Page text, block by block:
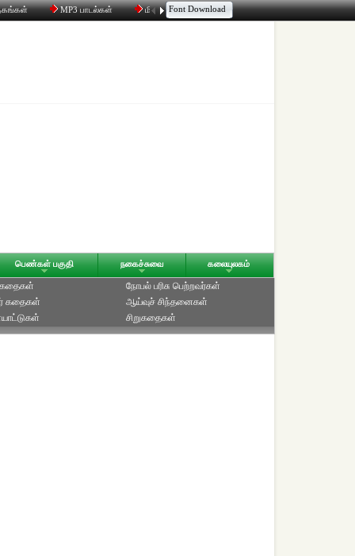
MP3 பாடல்கள் மின்னஞ்சல் திரட்டி உரையாடல்
Font Download
பெண்கள் பகுதி நகைச்சுவை கலையுலகம்
கதைகள்
கதைகள்
நோபல் பரிசு‎ பெற்றவர்‎கள்
ஆய்வுச் சிந்தனைகள்
சிறுகதைகள்